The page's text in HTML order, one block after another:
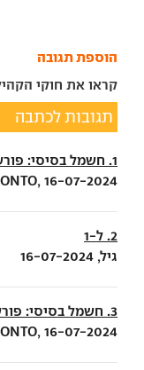
הוספת תגובה
קראו את חוקי
תגובות לכתבה
1. חשמל בסיסי: פורשה מרחיבה את גרסאות המקאן EV
16-07-2024
2. ל-1
גיל, 16-07-2024
3. חשמל בסיסי: פורשה מרחיבה את גרסאות המקאן EV
16-07-2024